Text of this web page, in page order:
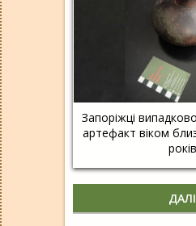
Запоріжці
артефакт віком
років
ДАЛІ